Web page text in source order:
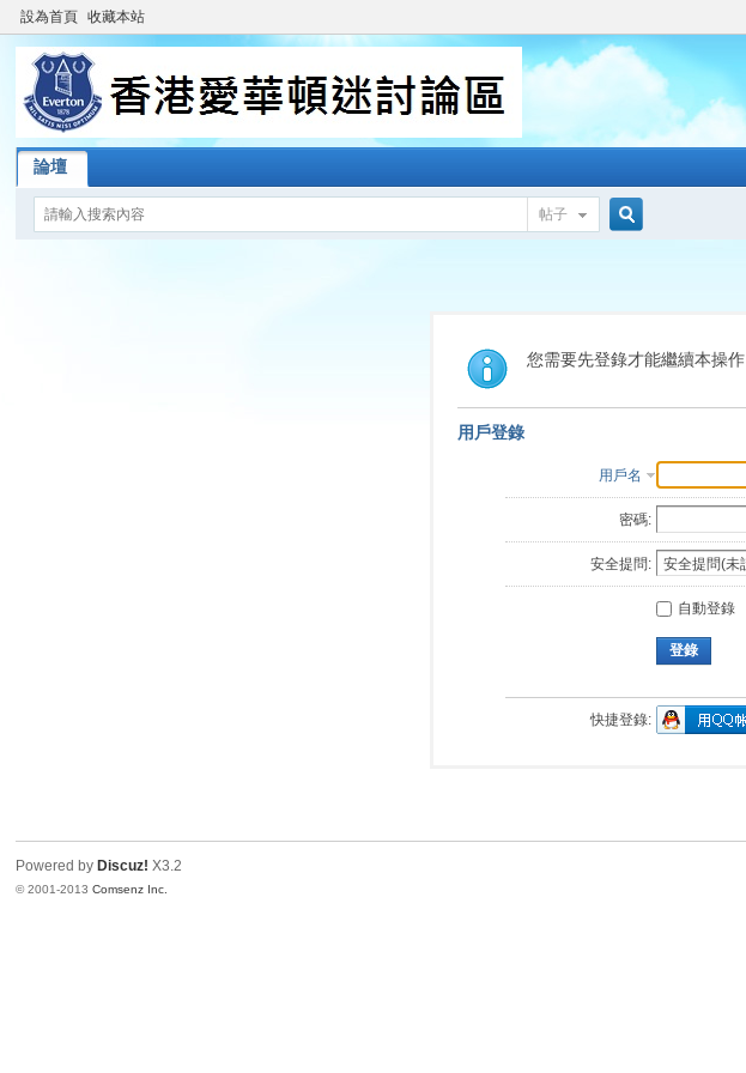
設為首頁 收藏本站
論壇
帖子
索
您需要先登錄才能繼續本操作
用戶登錄
用戶名
密碼:
安全提問:
自動登錄
登錄
快捷登錄:
Powered by Discuz! X3.2
© 2001-2013Comsenz Inc.